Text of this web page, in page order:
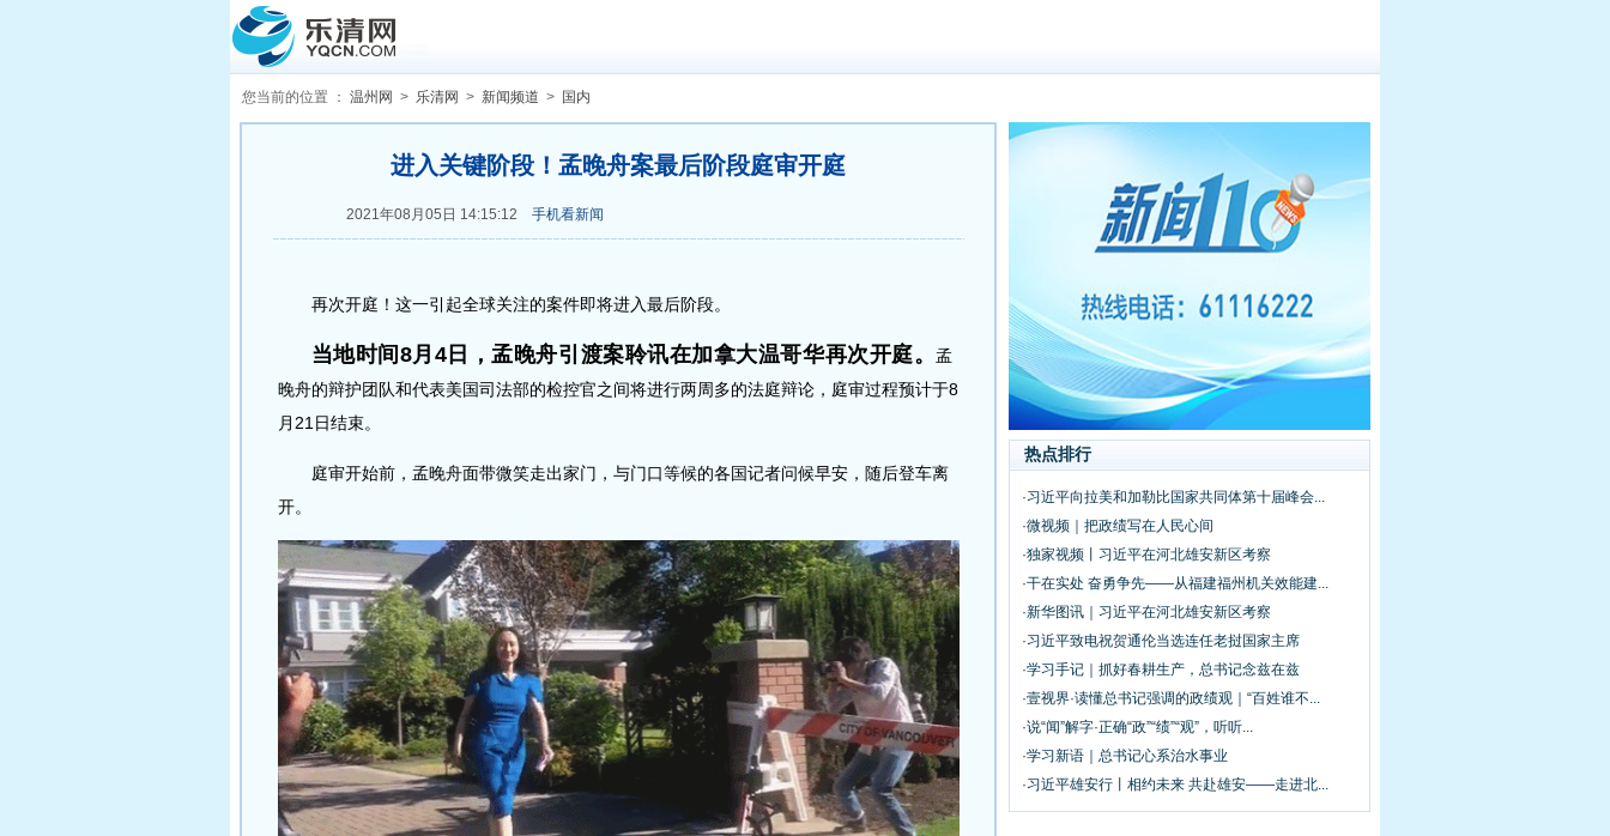
您当前的位置 ： 温州网 > 乐清网 > 新闻频道 > 国内
进入关键阶段！孟晚舟案最后阶段庭审开庭
2021年08月05日 14:15:12 手机看新闻
再次开庭！这一引起全球关注的案件即将进入最后阶段。
当地时间8月4日，孟晚舟引渡案聆讯在加拿大温哥华再次开庭。孟
晚舟的辩护团队和代表美国司法部的检控官之间将进行两周多的法庭辩论，庭审过程预计于8
月21日结束。
庭审开始前，孟晚舟面带微笑走出家门，与门口等候的各国记者问候早安，随后登车离
开。
热点排行
·习近平向拉美和加勒比国家共同体第十届峰会...
·微视频｜把政绩写在人民心间
·独家视频丨习近平在河北雄安新区考察
·干在实处 奋勇争先——从福建福州机关效能建...
·新华图讯｜习近平在河北雄安新区考察
·习近平致电祝贺通伦当选连任老挝国家主席
·学习手记｜抓好春耕生产，总书记念兹在兹
·壹视界·读懂总书记强调的政绩观｜“百姓谁不...
·说“闻”解字·正确“政”“绩”“观”，听听...
·学习新语｜总书记心系治水事业
·习近平雄安行丨相约未来 共赴雄安——走进北...